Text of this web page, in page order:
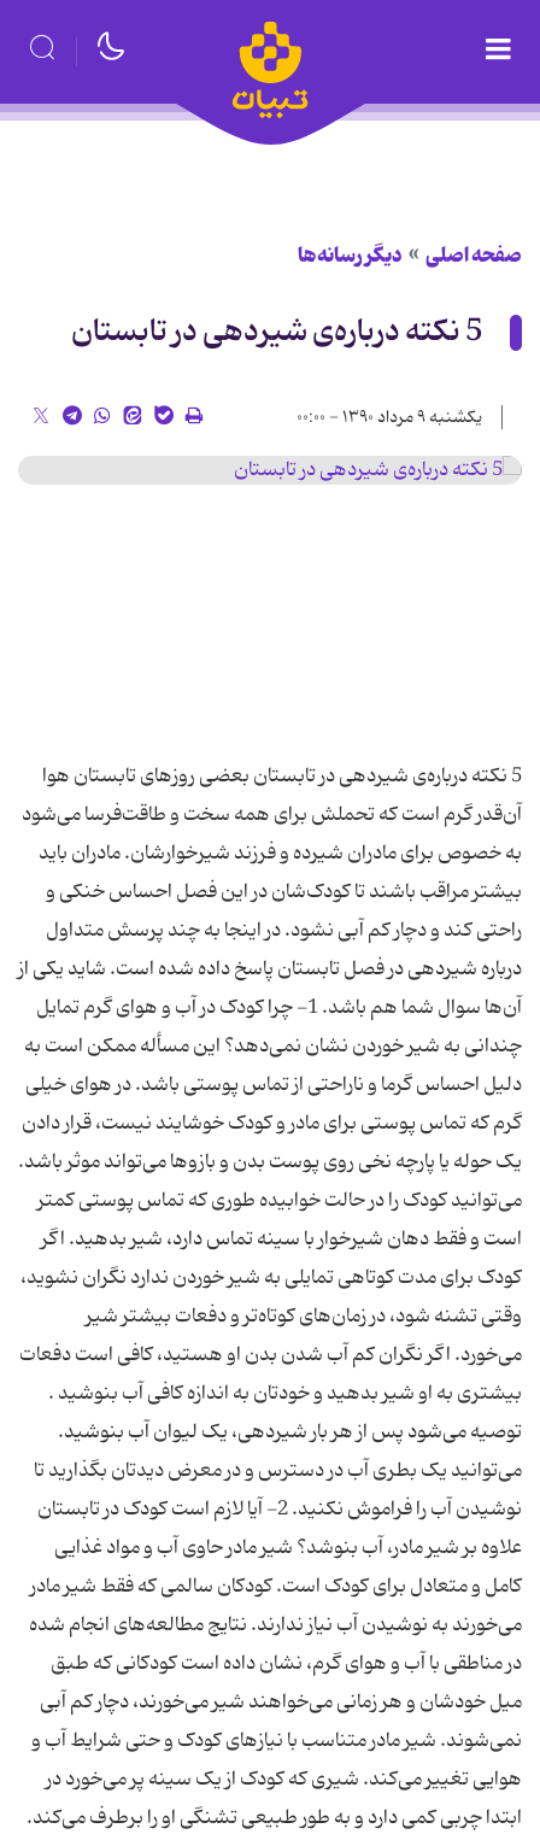
صفحه اصلی دیگر رسانه‌ها
5 نکته درباره‌ی شیردهی در تابستان
یکشنبه ۹ مرداد ۱۳۹۰ - ۰۰:۰۰
5 نکته درباره‌ی شیردهی در تابستان بعضی روزهای تابستان هوا
آن‌قدر گرم است که تحملش برای همه سخت و طاقت‌فرسا می‌شود
به خصوص برای مادران شیرده و فرزند شیرخوارشان. مادران باید
بیشتر مراقب باشند تا کودک‌شان در این فصل احساس خنکی و
راحتی کند و دچار کم آبی نشود. در اینجا به چند پرسش متداول
درباره شیردهی در فصل تابستان پاسخ داده شده است. شاید یکی از
آن‌ها سوال شما هم باشد. 1- چرا کودک در آب و هوای گرم تمایل
چندانی به شیر خوردن نشان نمی‌دهد؟ این مسأله ممکن است به
دلیل احساس گرما و ناراحتی از تماس پوستی باشد. در هوای خیلی
گرم که تماس پوستی برای مادر و کودک خوشایند نیست، قرار دادن
یک حوله یا پارچه نخی روی پوست بدن و بازوها می‌تواند موثر باشد.
می‌توانید کودک را در حالت خوابیده طوری که تماس پوستی کمتر
است و فقط دهان شیرخوار با سینه تماس دارد، شیر بدهید. اگر
کودک برای مدت کوتاهی تمایلی به شیر خوردن ندارد نگران نشوید،
وقتی تشنه شود، در زمان‌های کوتاه‌تر و دفعات بیشتر شیر
می‌خورد. اگر نگران کم آب شدن بدن او هستید، کافی است دفعات
بیشتری به او شیر بدهید و خودتان به اندازه کافی آب بنوشید .
توصیه می‌شود پس از هر بار شیردهی، یک لیوان آب بنوشید.
می‌توانید یک بطری آب در دسترس و در معرض دیدتان بگذارید تا
نوشیدن آب را فراموش نکنید. 2- آیا لازم است کودک در تابستان
علاوه بر شیر مادر، آب بنوشد؟ شیر مادر حاوی آب و مواد غذایی
کامل و متعادل برای کودک است. کودکان سالمی که فقط شیر مادر
می‌خورند به نوشیدن آب نیاز ندارند. نتایج مطالعه‌های انجام شده
در مناطقی با آب و هوای گرم، نشان داده است کودکانی که طبق
میل خودشان و هر زمانی می‌خواهند شیر می‌خورند، دچار کم آبی
نمی‌شوند. شیر مادر متناسب با نیازهای کودک و حتی شرایط آب و
هوایی تغییر می‌کند. شیری که کودک از یک سینه پر می‌خورد در
ابتدا چربی کمی دارد و به طور طبیعی تشنگی او را برطرف می‌کند.